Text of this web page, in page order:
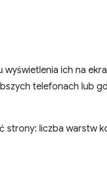
wyświetlenia ich na
telefonach lub
strony: liczba warstw